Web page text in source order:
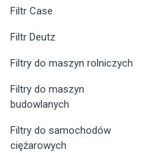
Filtr Case
Filtr Deutz
Filtry do maszyn rolniczych
Filtry do maszyn
budowlanych
Filtry do samochodów
ciężarowych